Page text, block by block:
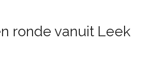
ronde vanuit Leek